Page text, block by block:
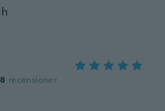
recensioner